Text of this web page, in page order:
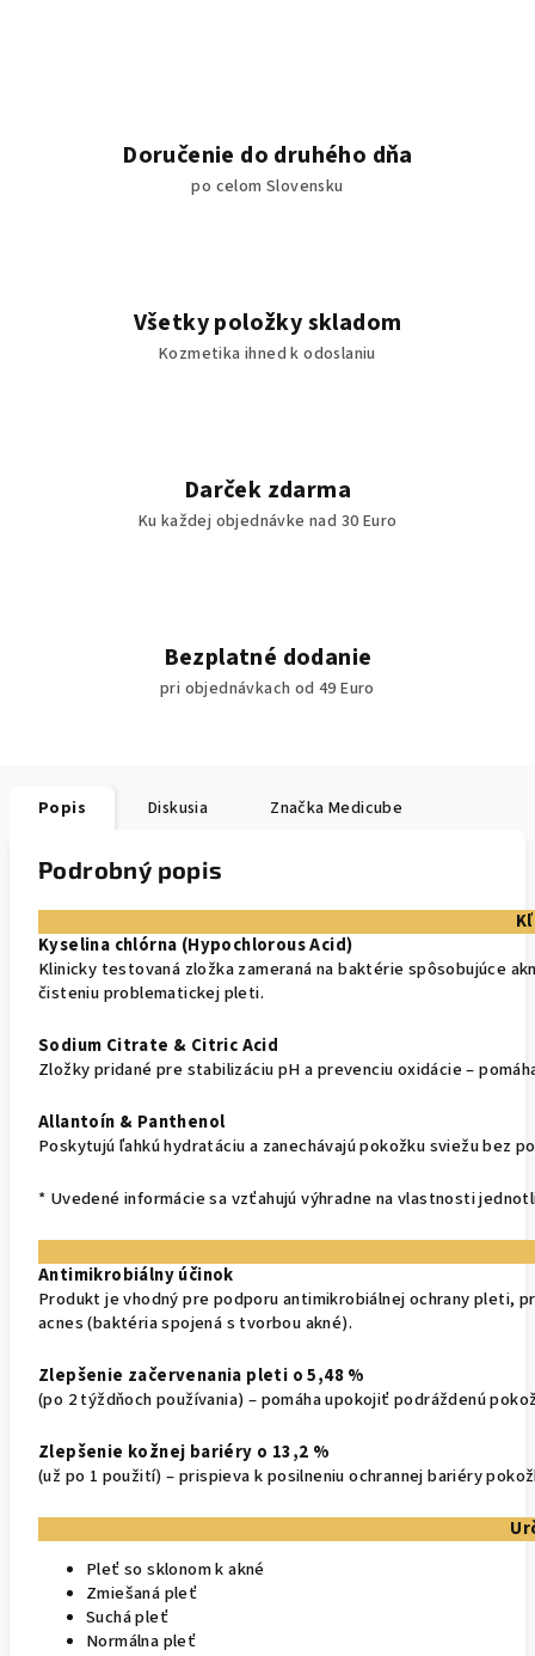
Doručenie do druhého dňa
po celom Slovensku
Všetky položky skladom
Kozmetika ihned k odoslaniu
Darček zdarma
Ku každej objednávke nad 30 Euro
Bezplatné dodanie
pri objednávkach od 49 Euro
Popis Diskusia Značka Medicube
Podrobný popis
Kyselina chlórna (Hypochlorous Acid)
Klinicky testovaná zložka zameraná na baktérie spôsobujúce
čisteniu problematickej pleti.
Sodium Citrate & Citric Acid
Zložky pridané pre stabilizáciu pH a prevenciu oxidácie –
Allantoín & Panthenol
Poskytujú ľahkú hydratáciu a zanechávajú pokožku sviežu bez
* Uvedené informácie sa vzťahujú výhradne na vlastnosti
Antimikrobiálny účinok
Produkt je vhodný pre podporu antimikrobiálnej ochrany pleti,
acnes (baktéria spojená s tvorbou akné).
Zlepšenie začervenania pleti o 5,48 %
(po 2 týždňoch používania) – pomáha upokojiť podráždenú
Zlepšenie kožnej bariéry o 13,2 %
(už po 1 použití) – prispieva k posilneniu ochrannej bariéry
Pleť so sklonom k akné
Zmiešaná pleť
Suchá pleť
Normálna pleť